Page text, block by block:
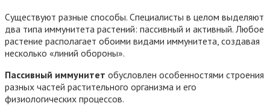
Существуют разные способы. Специалисты в целом выделяют
два типа иммунитета растений: пассивный и активный. Любое
растение располагает обоими видами иммунитета, создавая
несколько «линий обороны».
Пассивный иммунитет обусловлен особенностями строения
разных частей растительного организма и его
физиологических процессов.